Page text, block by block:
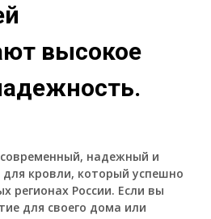
высокое
надежный и
кровли, который успешно
регионах России. Если вы
для своего дома или